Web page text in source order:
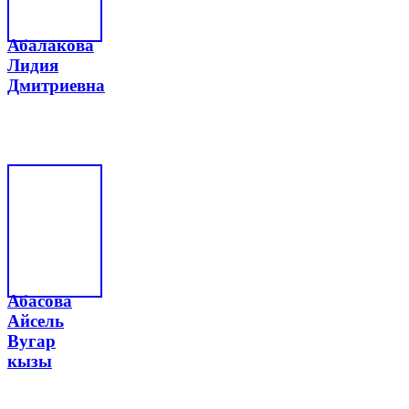
Абалакова
Лидия
Дмитриевна
Абасова
Айсель
Вугар
кызы